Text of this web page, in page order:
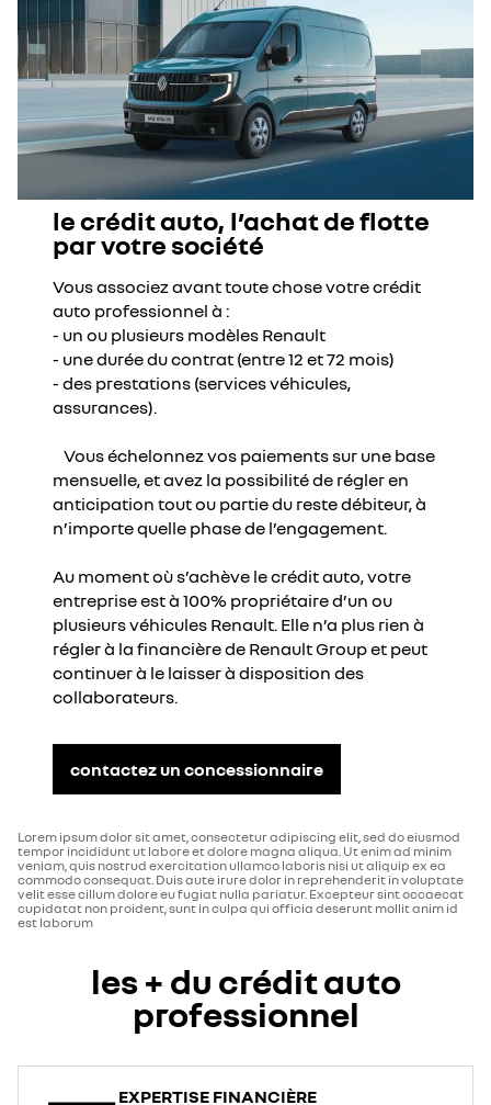
le crédit auto, l’achat de flotte
par votre société
Vous associez avant toute chose votre crédit
auto professionnel à :
- un ou plusieurs modèles Renault
- une durée du contrat (entre 12 et 72 mois)
- des prestations (services véhicules,
assurances).
Vous échelonnez vos paiements sur une base
mensuelle, et avez la possibilité de régler en
anticipation tout ou partie du reste débiteur, à
n’importe quelle phase de l’engagement.
Au moment où s’achève le crédit auto, votre
entreprise est à 100% propriétaire d’un ou
plusieurs véhicules Renault. Elle n’a plus rien à
régler à la financière de Renault Group et peut
continuer à le laisser à disposition des
collaborateurs.
contactez un concessionnaire
Lorem ipsum dolor sit amet, consectetur adipiscing elit, sed do eiusmod
tempor incididunt ut labore et dolore magna aliqua. Ut enim ad minim
veniam, quis nostrud exercitation ullamco laboris nisi ut aliquip ex ea
commodo consequat. Duis aute irure dolor in reprehenderit in voluptate
velit esse cillum dolore eu fugiat nulla pariatur. Excepteur sint occaecat
cupidatat non proident, sunt in culpa qui officia deserunt mollit anim id
est laborum
les + du crédit auto
professionnel
EXPERTISE FINANCIÈRE